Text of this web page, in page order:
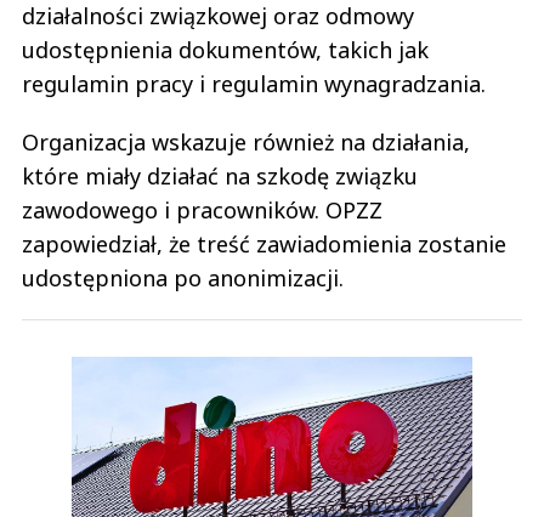
działalności związkowej oraz odmowy
udostępnienia dokumentów, takich jak
regulamin pracy i regulamin wynagradzania.
Organizacja wskazuje również na działania,
które miały działać na szkodę związku
zawodowego i pracowników. OPZZ
zapowiedział, że treść zawiadomienia zostanie
udostępniona po anonimizacji.